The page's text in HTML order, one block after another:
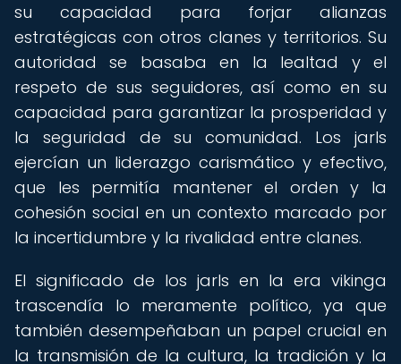
su capacidad para forjar alianzas
estratégicas con otros clanes y territorios. Su
autoridad se basaba en la lealtad y el
respeto de sus seguidores, así como en su
capacidad para garantizar la prosperidad y
la seguridad de su comunidad. Los jarls
ejercían un liderazgo carismático y efectivo,
que les permitía mantener el orden y la
cohesión social en un contexto marcado por
la incertidumbre y la rivalidad entre clanes.
El significado de los jarls en la era vikinga
trascendía lo meramente político, ya que
también desempeñaban un papel crucial en
la transmisión de la cultura, la tradición y la